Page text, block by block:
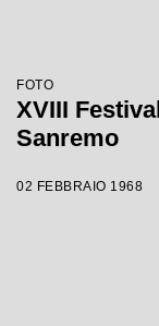
FOTO
XVIII
Sanremo
02 FEBBRAIO 1968